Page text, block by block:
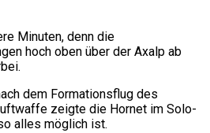
Minuten, denn die
hoch oben über der Axalp ab
dem Formationsflug des
zeigte die Hornet im Solo-
alles möglich ist.